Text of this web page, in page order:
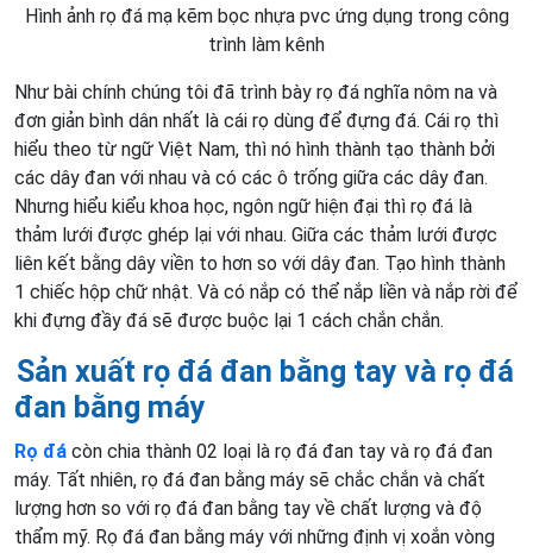
Hình ảnh rọ đá mạ kẽm bọc nhựa pvc ứng dụng trong công
trình làm kênh
Như bài chính chúng tôi đã trình bày rọ đá nghĩa nôm na và
đơn giản bình dân nhất là cái rọ dùng để đựng đá. Cái rọ thì
hiểu theo từ ngữ Việt Nam, thì nó hình thành tạo thành bởi
các dây đan với nhau và có các ô trống giữa các dây đan.
Nhưng hiểu kiểu khoa học, ngôn ngữ hiện đại thì rọ đá là
thảm lưới được ghép lại với nhau. Giữa các thảm lưới được
liên kết bằng dây viền to hơn so với dây đan. Tạo hình thành
1 chiếc hộp chữ nhật. Và có nắp có thể nắp liền và nắp rời để
khi đựng đầy đá sẽ được buộc lại 1 cách chắn chắn.
Sản xuất rọ đá đan bằng tay và rọ đá
đan bằng máy
Rọ đá còn chia thành 02 loại là rọ đá đan tay và rọ đá đan
máy. Tất nhiên, rọ đá đan bằng máy sẽ chắc chắn và chất
lượng hơn so với rọ đá đan bằng tay về chất lượng và độ
thẩm mỹ. Rọ đá đan bằng máy với những định vị xoắn vòng